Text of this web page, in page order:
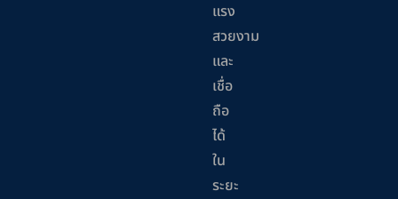
แรง
สวยงาม
และ
เชื่อ
ถือ
ได้
ใน
ระยะ